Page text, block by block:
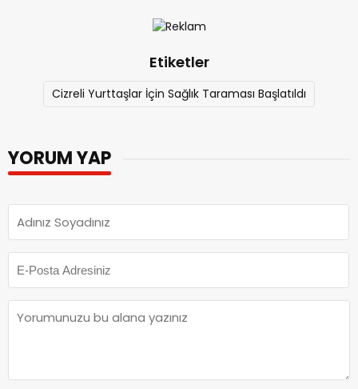
Etiketler
Cizreli Yurttaşlar İçin Sağlık Taraması Başlatıldı
YORUM YAP